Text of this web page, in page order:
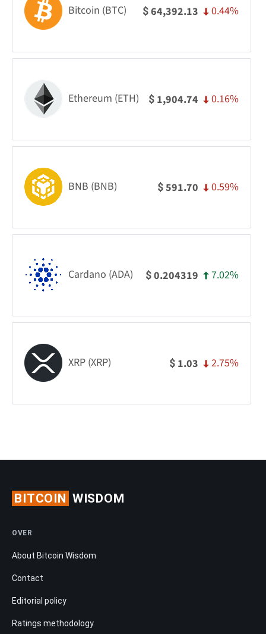
Bitcoin (BTC) $64,392.13 0.44%
Ethereum (ETH) $ 1,904.74 0.16%
BNB (BNB) $591.70 0.59%
Cardano (ADA) $0.204319 7.02%
XRP (XRP) $ 1.03 2.75%
BITCOIN WISDOM
OVER
About Bitcoin Wisdom
Contact
Editorial policy
Ratings methodology